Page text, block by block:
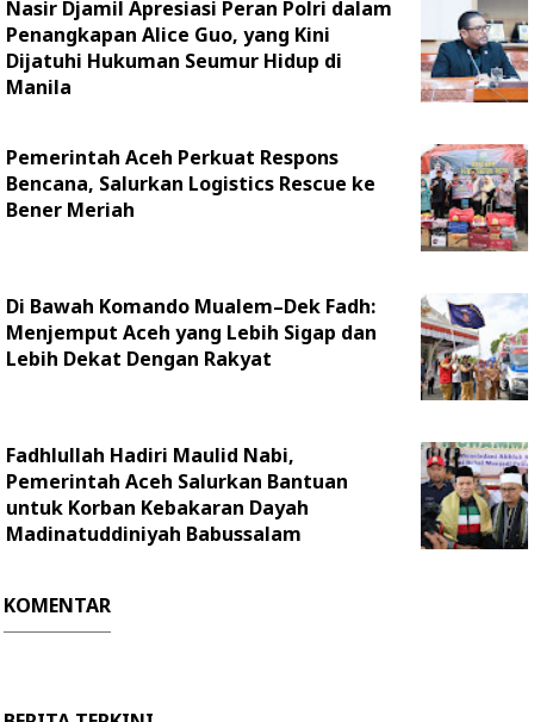
Nasir Djamil Apresiasi Peran Polri dalam
Penangkapan Alice Guo, yang Kini
Dijatuhi Hukuman Seumur Hidup di
Manila
Pemerintah Aceh Perkuat Respons
Bencana, Salurkan Logistics Rescue ke
Bener Meriah
Di Bawah Komando Mualem–Dek Fadh:
Menjemput Aceh yang Lebih Sigap dan
Lebih Dekat Dengan Rakyat
Fadhlullah Hadiri Maulid Nabi,
Pemerintah Aceh Salurkan Bantuan
untuk Korban Kebakaran Dayah
Madinatuddiniyah Babussalam
KOMENTAR